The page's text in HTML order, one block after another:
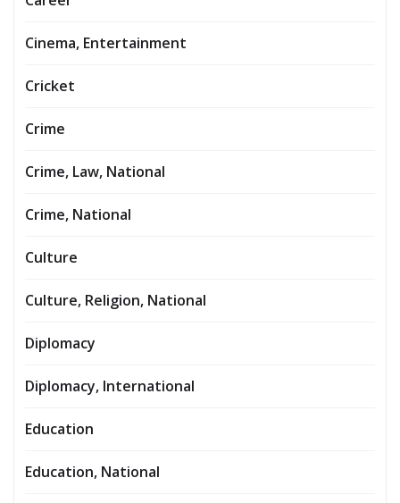
Cinema, Entertainment
Cricket
Crime
Crime, Law, National
Crime, National
Culture
Culture, Religion, National
Diplomacy
Diplomacy, International
Education
Education, National